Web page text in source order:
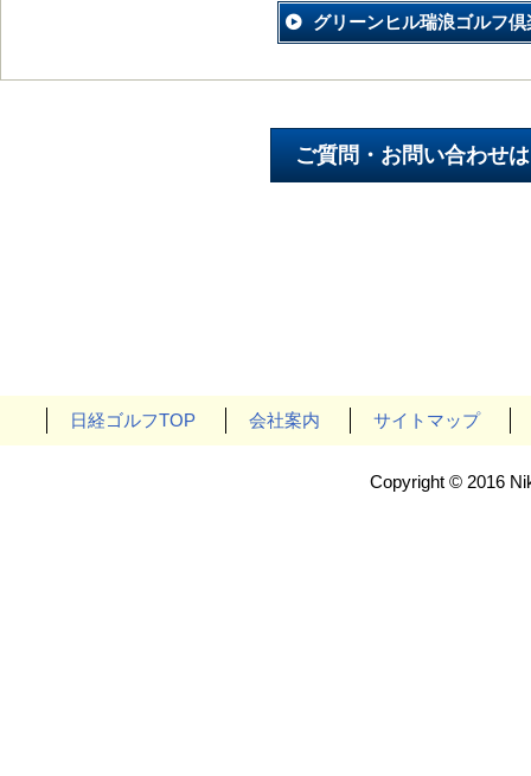
グリーンヒル瑞浪ゴルフ
日経ゴルフTOP 会社案内 サイトマップ
Copyright © 2016